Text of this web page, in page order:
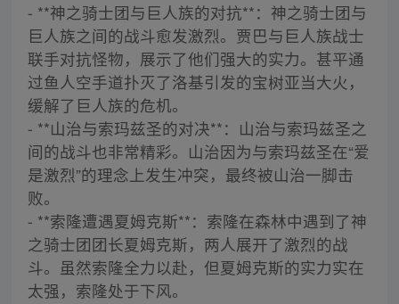
- **神之骑士团与巨人族的对抗**：神之骑士团与
巨人族之间的战斗愈发激烈。贾巴与巨人族战士
联手对抗怪物，展示了他们强大的实力。甚平通
过鱼人空手道扑灭了洛基引发的宝树亚当大火，
缓解了巨人族的危机。
- **山治与索玛兹圣的对决**：山治与索玛兹圣之
间的战斗也非常精彩。山治因为与索玛兹圣在“爱
是激烈”的理念上发生冲突，最终被山治一脚击
败。
- **索隆遭遇夏姆克斯**：索隆在森林中遇到了神
之骑士团团长夏姆克斯，两人展开了激烈的战
斗。虽然索隆全力以赴，但夏姆克斯的实力实在
太强，索隆处于下风。